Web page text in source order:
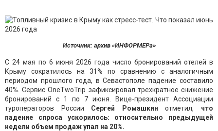
Источник: архив «ИНФОРМЕРа»
С 24 мая по 6 июня 2026 года число бронирований отелей в
Крыму сократилось на 31% по сравнению с аналогичным
периодом прошлого года, в Севастополе падение составило
40%. Сервис OneTwoTrip зафиксировал трехкратное снижение
бронирований с 1 по 7 июня. Вице-президент Ассоциации
туроператоров России Сергей Ромашкин отметил, что
падение спроса ускорилось: относительно предыдущей
недели объем продаж упал на 20%.